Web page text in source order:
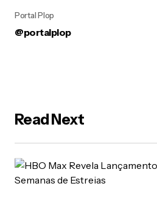
Portal Plop
@portalplop
Read Next